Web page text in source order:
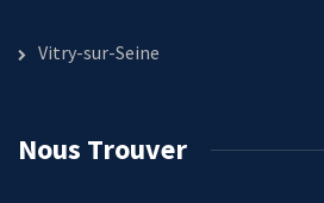
Vitry-sur-Seine
Nous Trouver